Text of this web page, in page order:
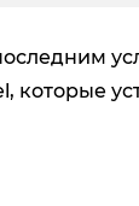
которые